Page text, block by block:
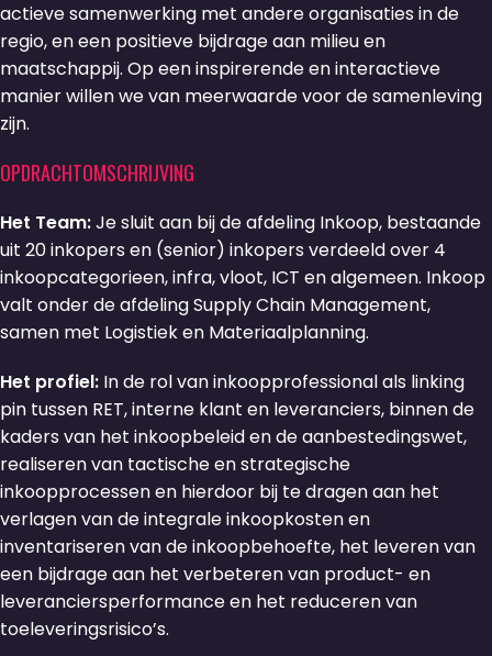
actieve samenwerking met andere organisaties in de
regio, en een positieve bijdrage aan milieu en
maatschappij. Op een inspirerende en interactieve
manier willen we van meerwaarde voor de samenleving
zijn.
OPDRACHTOMSCHRIJVING
Het Team:Je sluit aan bij de afdeling Inkoop, bestaande
uit 20 inkopers en (senior) inkopers verdeeld over 4
inkoopcategorieen, infra, vloot, ICT en algemeen. Inkoop
valt onder de afdeling Supply Chain Management,
samen met Logistiek en Materiaalplanning.
Het profiel: In de rol van inkoopprofessional als linking
pin tussen RET, interne klant en leveranciers, binnen de
kaders van het inkoopbeleid en de aanbestedingswet,
realiseren van tactische en strategische
inkoopprocessen en hierdoor bij te dragen aan het
verlagen van de integrale inkoopkosten en
inventariseren van de inkoopbehoefte, het leveren van
een bijdrage aan het verbeteren van product- en
leveranciersperformance en het reduceren van
toeleveringsrisico’s.